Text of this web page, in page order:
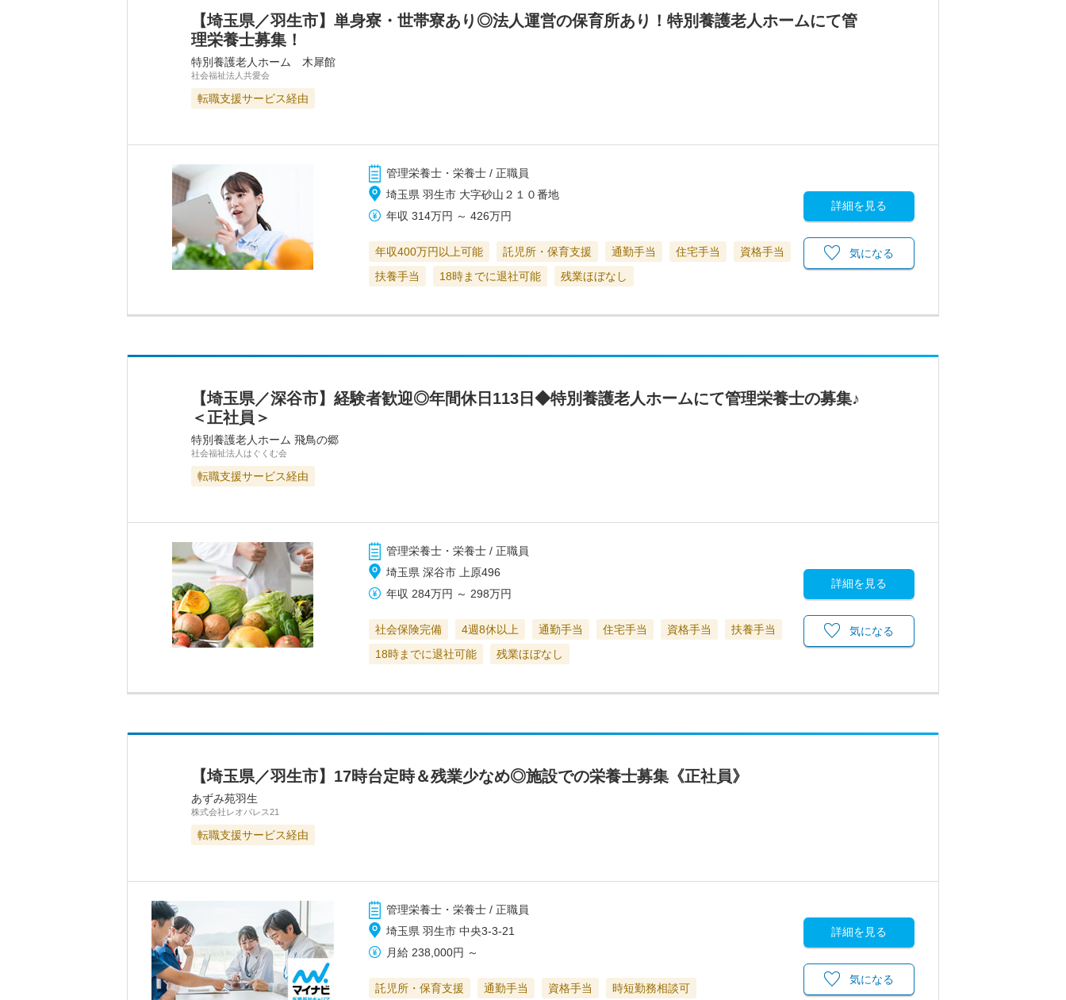
【埼玉県／羽生市】単身寮・世帯寮あり◎法人運営の保育所あり！特別養護老人ホームにて管
理栄養士募集！
特別養護老人ホーム 木犀館
社会福祉法人共愛会
転職支援サービス経由
管理栄養士・栄養士 / 正職員
埼玉県 羽生市 大字砂山２１０番地
年収 314万円 ～426万円
年収400万円以上可能 託児所・保育支援 通勤手当 住宅手当
資格手当
扶養手当
18時までに退社可能 残業ほぼなし
詳細を見る
気になる
【埼玉県／深谷市】経験者歓迎◎年間休日113日◆特別養護老人ホームにて管理栄養士の募集♪
＜正社員＞
特別養護老人ホーム 飛鳥の郷
社会福祉法人はぐくむ会
転職支援サービス経由
管理栄養士・栄養士 / 正職員
埼玉県 深谷市 上原496
年収 284万円 ～ 298万円
社会保険完備 4週8休以上 通勤手当 住宅手当 資格手当
扶養手当
18時までに退社可能
残業ほぼなし
詳細を見る
気になる
【埼玉県／羽生市】17時台定時＆残業少なめ◎施設での栄養士募集《正社員》
あずみ苑羽生
株式会社レオパレス21
転職支援サービス経由
管理栄養士・栄養士 / 正職員
埼玉県 羽生市 中央3-3-21
月給 238,000円 ～
託児所・保育支援 通勤手当 資格手当 時短勤務相談可
詳細を見る
気になる